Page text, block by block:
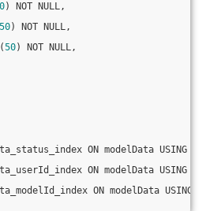
)
NOT NULL,
50)
NOT NULL,
(50)
NOT NULL,
ON modelData USING
ON modelData USING
ON modelData USING